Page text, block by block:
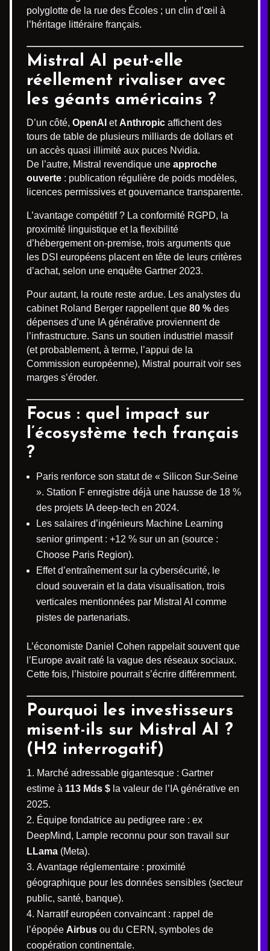
polyglotte de la rue des Écoles ; un clin d’œil à
l’héritage littéraire français.
Mistral AI peut-elle
réellement rivaliser avec
les géants américains ?
D’un côté, OpenAI et Anthropic affichent des
tours de table de plusieurs milliards de dollars et
un accès quasi illimité aux puces Nvidia.
De l’autre, Mistral revendique une approche
ouverte : publication régulière de poids modèles,
licences permissives et gouvernance transparente.
L’avantage compétitif ? La conformité RGPD, la
proximité linguistique et la flexibilité
d’hébergement on-premise, trois arguments que
les DSI européens placent en tête de leurs critères
d’achat, selon une enquête Gartner 2023.
Pour autant, la route reste ardue. Les analystes du
cabinet Roland Berger rappellent que 80 % des
dépenses d’une IA générative proviennent de
l’infrastructure. Sans un soutien industriel massif
(et probablement, à terme, l’appui de la
Commission européenne), Mistral pourrait voir ses
marges s’éroder.
Focus : quel impact sur
l’écosystème tech français
?
Paris renforce son statut de « Silicon Sur-Seine
». Station F enregistre déjà une hausse de 18 %
des projets IA deep-tech en 2024.
Les salaires d’ingénieurs Machine Learning
senior grimpent : +12 % sur un an (source :
Choose Paris Region).
Effet d’entraînement sur la cybersécurité, le
cloud souverain et la data visualisation, trois
verticales mentionnées par Mistral AI comme
pistes de partenariats.
L’économiste Daniel Cohen rappelait souvent que
l’Europe avait raté la vague des réseaux sociaux.
Cette fois, l’histoire pourrait s’écrire différemment.
Pourquoi les investisseurs
misent-ils sur Mistral AI ?
(H2 interrogatif)
Marché adressable gigantesque : Gartner
estime à 113 Mds $ la valeur de l’IA générative en
2025.
Équipe fondatrice au pedigree rare : ex
DeepMind, Lample reconnu pour son travail sur
LLama (Meta).
Avantage réglementaire : proximité
géographique pour les données sensibles (secteur
public, santé, banque).
Narratif européen convaincant : rappel de
l’épopée Airbus ou du CERN, symboles de
coopération continentale.